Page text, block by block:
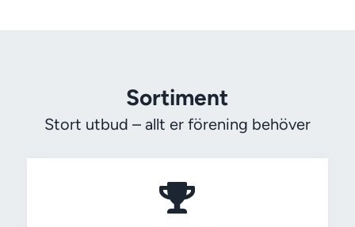
Sortiment
Stort utbud – allt er förening behöver